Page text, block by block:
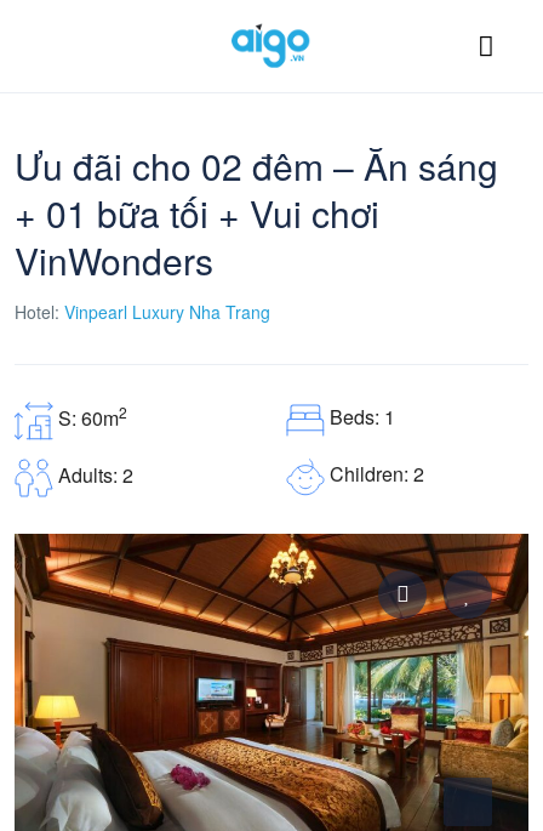
Ưu đãi cho 02 đêm – Ăn sáng
+ 01 bữa tối + Vui chơi
VinWonders
Hotel: Vinpearl Luxury Nha Trang
S: 60m2 Beds: 1
Adults: 2 Children: 2